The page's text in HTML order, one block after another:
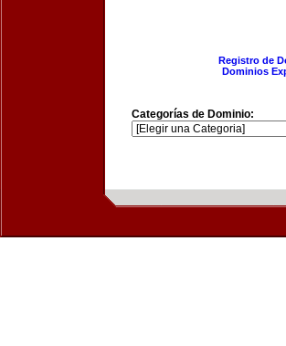
Registro de
Dominios
Categorías de Dominio: